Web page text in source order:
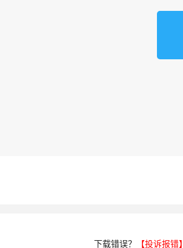
下载错误？ 【投诉报错】